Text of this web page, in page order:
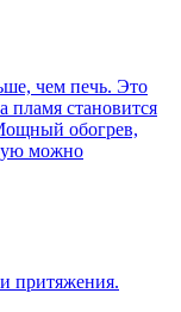
чем печь. Это
пламя становится
обогрев,
можно
притяжения.